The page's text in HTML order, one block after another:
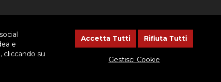
e
cliccando su
Accetta Tutti Rifiuta Tutti
Gestisci Cookie
NEWSLETTER
Lasciaci il tuo indirizzo email, ti